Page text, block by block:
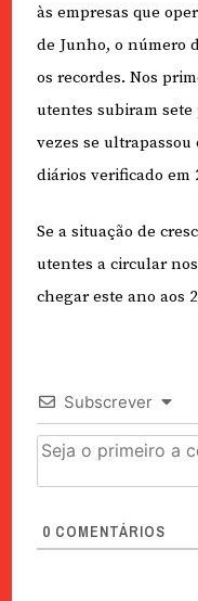
às empresas que
de Junho, o número
os recordes. Nos
utentes subiram sete
vezes se
diários verificado em
Se a situação de
utentes a circular
chegar este ano aos
Subscrever
0 COMENTÁRIOS